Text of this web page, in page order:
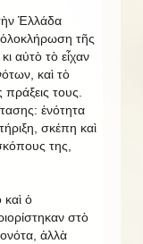
Ἑλλάδα
ὁλοκλήρωση τῆς
αὐτὸ τὸ εἶχαν
καὶ τὸ
πράξεις τους.
ἑνότητα
σκέπη καὶ
της,
ὁ
στὸ
ἀλλὰ